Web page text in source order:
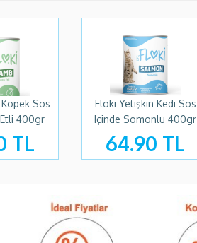
Sos
400gr
TL
Floki Yetişkin Kedi Sos
Içinde Somonlu 400gr
64.90 TL